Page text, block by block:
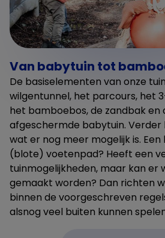
Van babytuin tot
De basiselementen van onze
wilgentunnel, het parcours, het
het bamboebos, de zandbak en
afgeschermde babytuin. Verder
wat er nog meer mogelijk is.
(blote) voetenpad? Heeft een
tuinmogelijkheden, maar kan er
gemaakt worden? Dan richten
binnen de voorgeschreven
alsnog veel buiten kunnen